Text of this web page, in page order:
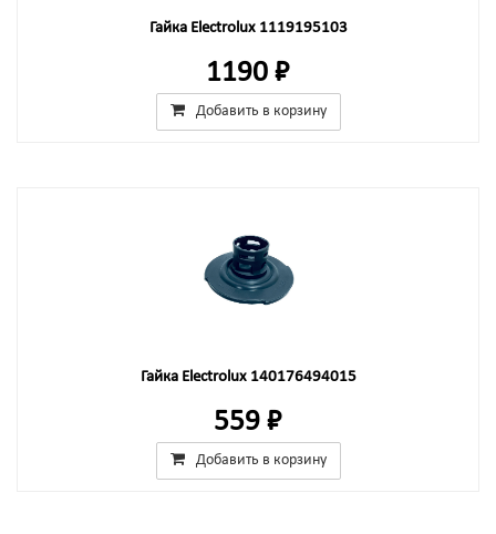
Гайка Electrolux 1119195103
1190 ₽
Добавить в корзину
Гайка Electrolux 140176494015
559 ₽
Добавить в корзину